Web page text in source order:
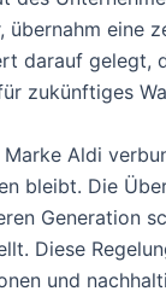
eine
darauf gelegt,
zukünftiges
Aldi
bleibt. Die
Generation
Diese
und